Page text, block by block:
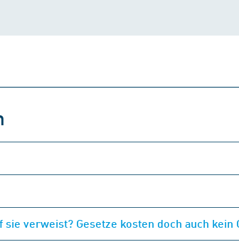
verweist? Gesetze kosten doch auch kein